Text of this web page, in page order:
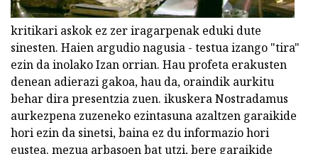
kritikari askok ez zer iragarpenak eduki dute
sinesten. Haien argudio nagusia - testua izango "tira"
ezin da inolako Izan orrian. Hau profeta erakusten
denean adierazi gakoa, hau da, oraindik aurkitu
behar dira presentzia zuen. ikuskera Nostradamus
aurkezpena zuzeneko ezintasuna azaltzen garaikide
hori ezin da sinetsi, baina ez du informazio hori
eustea. mezua arbasoen bat utzi, bere garaikide